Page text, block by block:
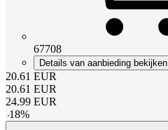
67708
Details van aanbieding bekijken
20.61 EUR
20.61 EUR
24.99 EUR
-18%